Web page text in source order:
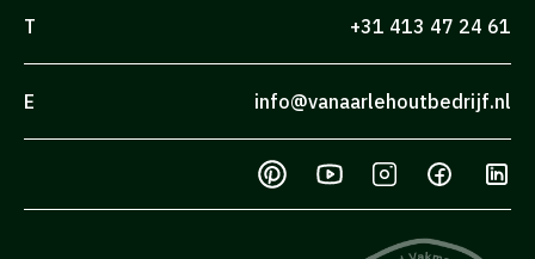
T +31 413 47 24 61
E info@vanaarlehoutbedrijf.nl